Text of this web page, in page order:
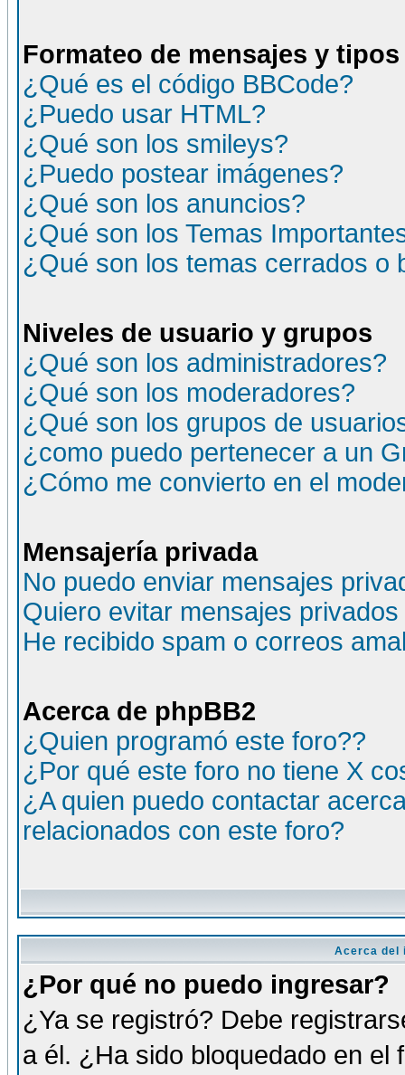
Formateo de mensajes y
¿Qué es el código BBCode?
¿Puedo usar HTML?
¿Qué son los smileys?
¿Puedo postear imágenes?
¿Qué son los anuncios?
¿Qué son los Temas
¿Qué son los temas cerrados o
Niveles de usuario y grupos
¿Qué son los administradores?
¿Qué son los moderadores?
¿Qué son los grupos de
¿como puedo pertenecer a un
¿Cómo me convierto en el
Mensajería privada
No puedo enviar mensajes
Quiero evitar mensajes
He recibido spam o correos
Acerca de phpBB2
¿Quien programó este foro??
¿Por qué este foro no tiene X
¿A quien puedo contactar
relacionados con este foro?
Acerca del
¿Por qué no puedo ingresar?
¿Ya se registró? Debe
a él. ¿Ha sido bloquedado en